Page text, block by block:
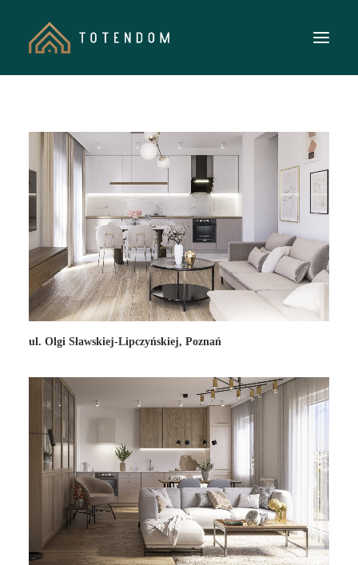
MIESZKANIA INWESTYCYJNE
REALIZACJE
WIEDZA
KONTAKT
KUP BILET
ul. Olgi Sławskiej-Lipczyńskiej, Poznań